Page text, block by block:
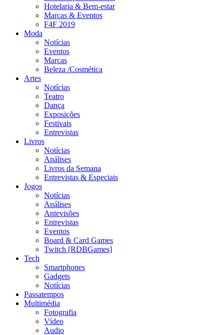
Hotelaria & Bem-estar
Marcas & Eventos
F4F 2019
Moda
Notícias
Eventos
Marcas
Beleza /Cosmética
Artes
Notícias
Teatro
Dança
Exposições
Festivais
Entrevistas
Livros
Notícias
Análises
Livros da Semana
Entrevistas & Especiais
Jogos
Notícias
Análises
Antevisões
Entrevistas
Eventos
Board & Card Games
Twitch [RDBGames]
Tech
Smartphones
Gadgets
Notícias
Passatempos
Multimédia
Fotografia
Vídeo
Audio